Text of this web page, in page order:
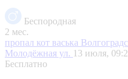
Беспородная
2 мес.
пропал кот васька
Молодёжная ул. 13 июля,
Бесплатно